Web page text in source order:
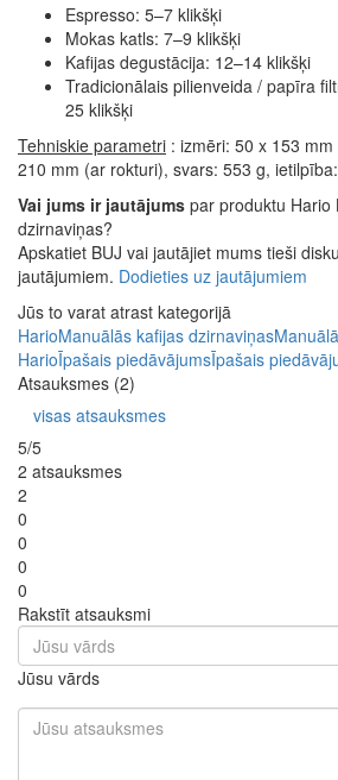
Espresso: 5–7 klikšķi
Mokas katls: 7–9 klikšķi
Kafijas degustācija: 12–14 klikšķi
Tradicionālais pilienveida / papīra
25 klikšķi
Tehniskie parametri : izmēri: 50 x 153
210 mm (ar rokturi), svars: 553 g,
Vai jums ir jautājums par produktu Hario
dzirnaviņas?
Apskatiet BUJ vai jautājiet mums tieši
jautājumiem. Dodieties uz jautājumiem
Jūs to varat atrast kategorijā
HarioManuālās kafijas dzirnaviņas
HarioĪpašais piedāvājumsĪpašais
Atsauksmes (2)
visas atsauksmes
5/5
2 atsauksmes
2
0
0
0
0
Rakstīt atsauksmi
Jūsu vārds